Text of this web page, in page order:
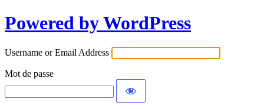
Powered by WordPress
Username or Email Address
Mot de passe